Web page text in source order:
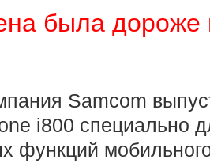
была дороже
Samcom
i800 специально
функций